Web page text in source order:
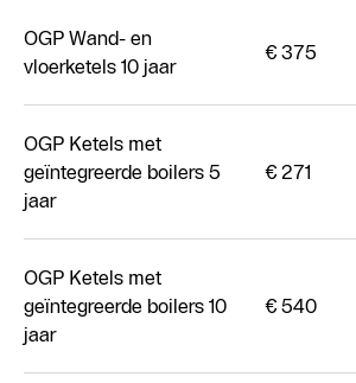
OGP Wand- en
vloerketels 10 jaar
€ 375
OGP Ketels met
geïntegreerde boilers 5
jaar
€ 271
OGP Ketels met
geïntegreerde boilers 10
jaar
€ 540